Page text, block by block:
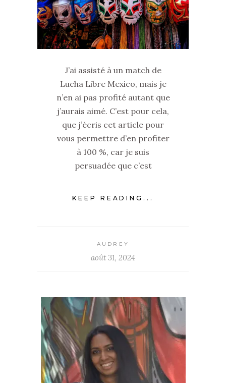
J’ai assisté à un match de
Lucha Libre Mexico, mais je
n’en ai pas profité autant que
j’aurais aimé. C’est pour cela,
que j’écris cet article pour
vous permettre d’en profiter
à 100 %, car je suis
persuadée que c’est
KEEP READING...
AUDREY
août 31, 2024